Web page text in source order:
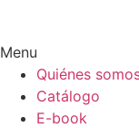
Menu
Quiénes
Catálogo
E-book